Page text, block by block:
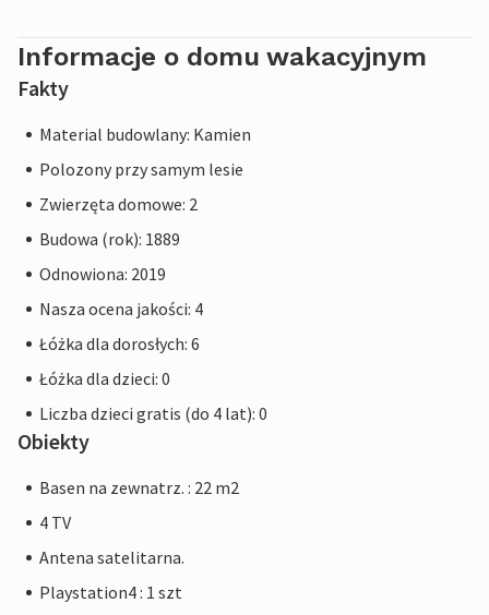
Informacje o domu wakacyjnym
Fakty
Material budowlany: Kamien
Polozony przy samym lesie
Zwierzęta domowe: 2
Budowa (rok): 1889
Odnowiona: 2019
Nasza ocena jakości: 4
Łóżka dla dorosłych: 6
Łóżka dla dzieci: 0
Liczba dzieci gratis (do 4 lat): 0
Obiekty
Basen na zewnatrz. : 22 m2
4 TV
Antena satelitarna.
Playstation4 : 1 szt